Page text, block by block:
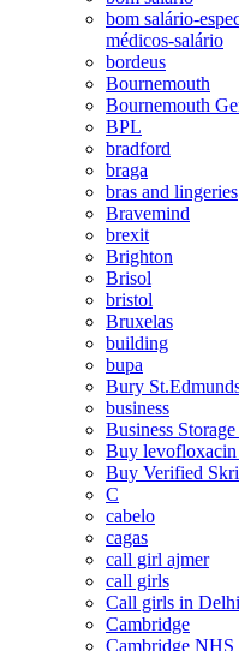
bom salário-
médicos-salário
bordeus
Bournemouth
Bournemouth
BPL
bradford
braga
bras and lingeries
Bravemind
brexit
Brighton
Brisol
bristol
Bruxelas
building
bupa
Bury
business
Business
Buy levofloxacin
Buy Verified
C
cabelo
cagas
call girl ajmer
call girls
Call girls in Delhi
Cambridge
Cambridge NHS